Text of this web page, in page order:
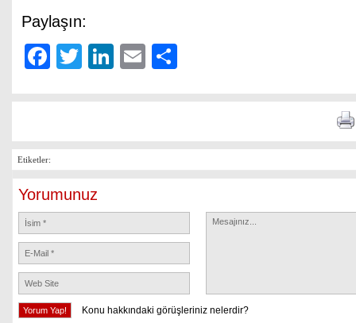
Paylaşın:
Facebook
TwitterLinkedIn
Email
Etiketler:
Yorumunuz
Konu hakkındaki görüşleriniz nelerdir?